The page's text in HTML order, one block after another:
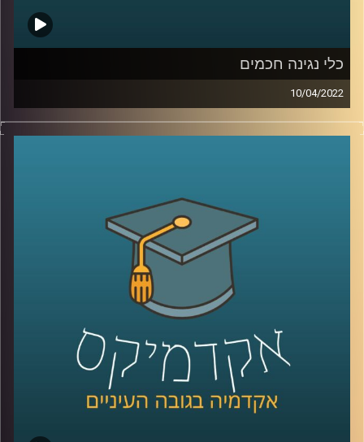
כלי נגינה חכמים
10/04/2022
דמיינו שהייתם יכולים לקבל כלי נגינה שבחיים לא ראיתם ותוך
5 דקות כבר לדעת איך לנגן בו שירים. עכשיו אתם יכולים
לשיחה עם ד"ר רויטל הולנדר מבית הספר ליזמות כאן
באוניברסיטת רייכמן.
לשיחה עם ד"ר רויטל הולנדר על יזמות מוזיקאלית –
לשיחה עם ד"ר רויטל הולנדר על מחשבים שמלחינים מוזיקה
בלחיצת כפתור – לחצו כאן
קרדיט תמונות:AudioVersity